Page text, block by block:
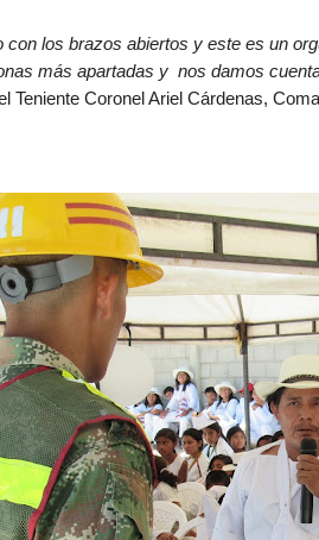
con los brazos abiertos y este es un
más apartadas y nos damos
Teniente Coronel Ariel Cárdenas,